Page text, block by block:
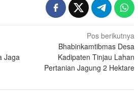
Jaga
Pos berikutnya
Bhabinkamtibmas Desa
Kadipaten Tinjau Lahan
Pertanian Jagung 2 Hektare